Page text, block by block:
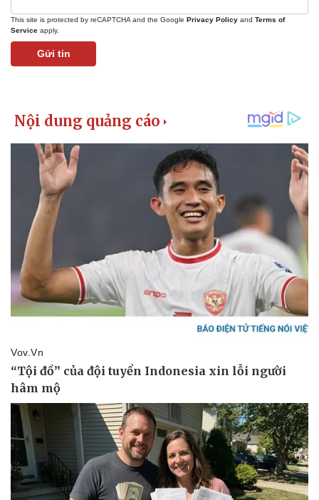
Doanh nghiệp
Thông tin doanh nghiệp
Doanh nghiệp 24h
Doanh nhân
Công nghệ
Sành điệu
Tin Công nghệ
Trải nghiệm
This site is protected by reCAPTCHA and the Google Privacy Policy and Terms of
Service apply.
Gửi tin